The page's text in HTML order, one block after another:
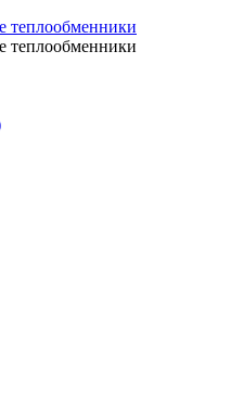
теплообменники
теплообменники